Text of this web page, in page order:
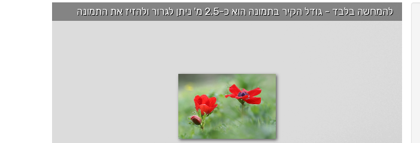
להמחשה בלבד - גודל הקיר בתמונה הוא כ-2.5 מ' ניתן לגרור ולהזיז את התמונה